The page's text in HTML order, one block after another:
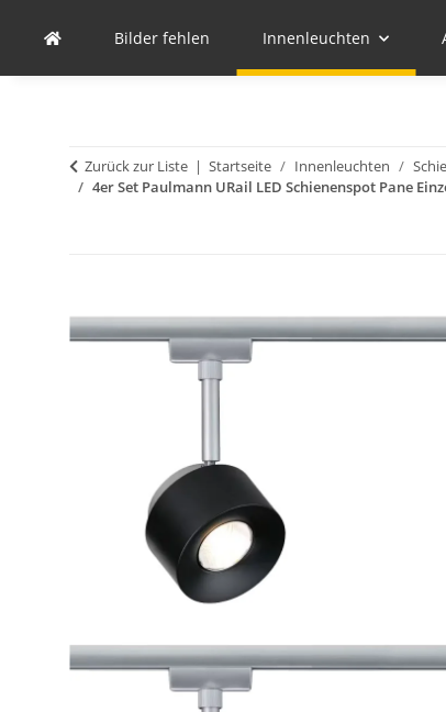
Bilder fehlen Innenleuchten
Zurück zur Liste Startseite Innenleuchten
4er Set Paulmann URail LED Schienenspot Pane